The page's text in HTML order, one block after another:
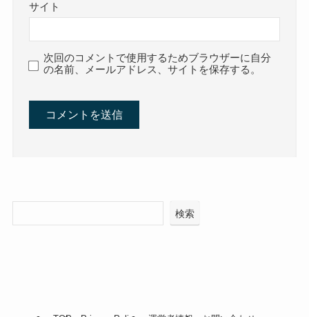
サイト
次回のコメントで使用するためブラウザーに自分
の名前、メールアドレス、サイトを保存する。
検索